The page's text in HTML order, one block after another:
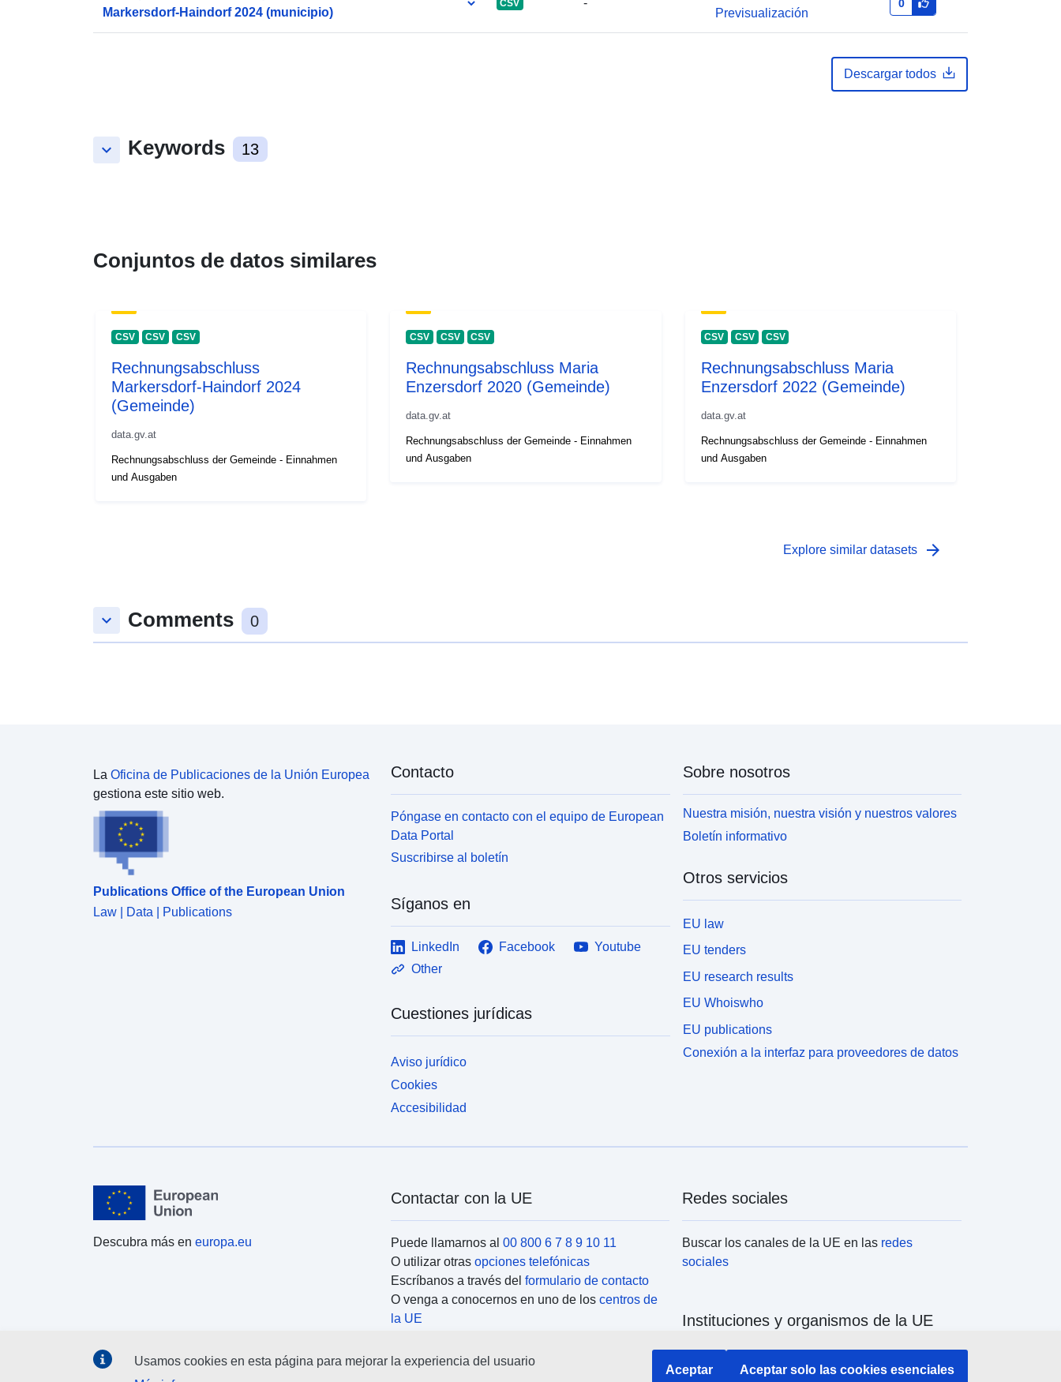
Markersdorf-Haindorf 2024 (municipio)
CSV
Previsualización
0
Descargar todos
keyboard_arrow_down Keywords 13
Conjuntos de datos similares
CSV CSV CSV
Rechnungsabschluss
Markersdorf-Haindorf 2024
(Gemeinde)
data.gv.at
Rechnungsabschluss der Gemeinde - Einnahmen
und Ausgaben
CSV CSV CSV
Rechnungsabschluss Maria
Enzersdorf 2020 (Gemeinde)
data.gv.at
Rechnungsabschluss der Gemeinde - Einnahmen
und Ausgaben
CSV CSV CSV
Rechnungsabschluss Maria
Enzersdorf 2022 (Gemeinde)
data.gv.at
Rechnungsabschluss der Gemeinde - Einnahmen
und Ausgaben
Explore similar datasets arrow_forward
keyboard_arrow_down Comments 0
La Oficina de Publicaciones de la Unión Europea
gestiona este sitio web.
Publications Office of the European Union
Law | Data | Publications
Contacto
Póngase en contacto con el equipo de European
Data Portal
Suscribirse al boletín
Síganos en
LinkedIn Facebook
Youtube
Other
Cuestiones jurídicas
Aviso jurídico
Cookies
Accesibilidad
Sobre nosotros
Nuestra misión, nuestra visión y nuestros valores
Boletín informativo
Otros servicios
EU law
EU tenders
EU research results
EU Whoiswho
EU publications
Conexión a la interfaz para proveedores de datos
Descubra más en europa.eu
Contactar con la UE
Puede llamarnos al 00 800 6 7 8 9 10 11
O utilizar otras opciones telefónicas
Escríbanos a través del formulario de contacto
O venga a conocernos en uno de los centros de
la UE
Redes sociales
Buscar los canales de la UE en las redes
sociales
Instituciones y organismos de la UE
Buscar todas las instituciones y órganos de la UE
Usamos cookies en esta página para mejorar la experiencia del usuario
Aceptar Aceptar solo las cookies esenciales